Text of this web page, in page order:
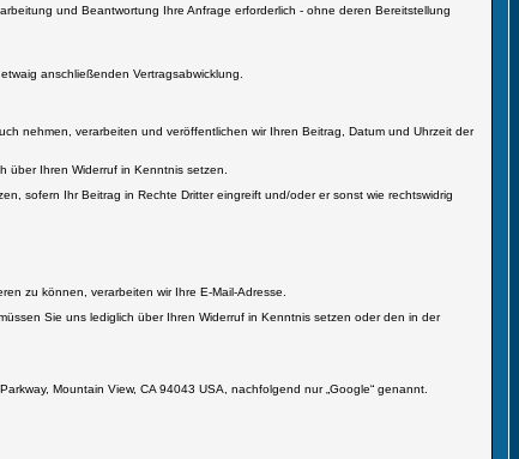
und Beantwortung Ihre Anfrage erforderlich - ohne deren Bereitstellung
anschließenden Vertragsabwicklung.
nehmen, verarbeiten und veröffentlichen wir Ihren Beitrag, Datum und Uhrzeit der
über Ihren Widerruf in Kenntnis setzen.
sofern Ihr Beitrag in Rechte Dritter eingreift und/oder er sonst wie rechtswidrig
zu können, verarbeiten wir Ihre E-Mail-Adresse.
Sie uns lediglich über Ihren Widerruf in Kenntnis setzen oder den in der
Mountain View, CA 94043 USA, nachfolgend nur „Google“ genannt.